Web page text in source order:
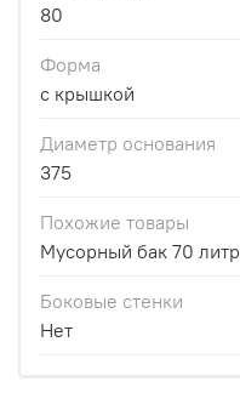
80
Форма
с крышкой
Диаметр основания
375
Похожие товары
Мусорный бак 70
Боковые стенки
Нет